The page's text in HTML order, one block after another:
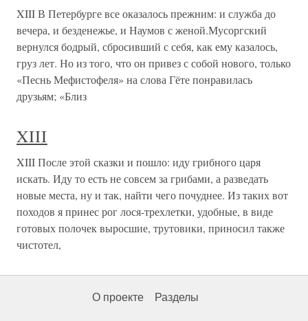
XIII В Петербурге все оказалось прежним: и служба до
вечера, и безденежье, и Наумов с женой.Мусоргский
вернулся бодрый, сбросивший с себя, как ему казалось,
груз лет. Но из того, что он привез с собой нового, только
«Песнь Мефистофеля» на слова Гёте понравилась
друзьям; «Близ
XIII
XIII После этой сказки и пошло: иду грибного царя
искать. Иду то есть не совсем за грибами, а разведать
новые места, ну и так, найти чего почуднее. Из таких вот
походов я принес рог лося-трехлетки, удобные, в виде
готовых полочек выросшие, трутовики, приносил также
чистотел,
О проекте Разделы